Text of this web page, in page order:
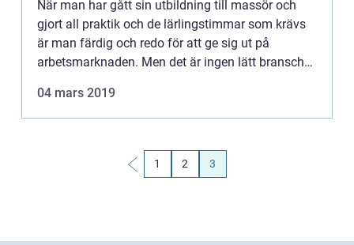
När man har gått sin utbildning till massör och
gjort all praktik och de lärlingstimmar som krävs
är man färdig och redo för att ge sig ut på
arbetsmarknaden. Men det är ingen lätt bransch
ta sig in ...
04 mars 2019
1 2 3